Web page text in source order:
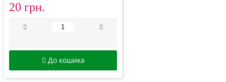
20 грн.
До кошика